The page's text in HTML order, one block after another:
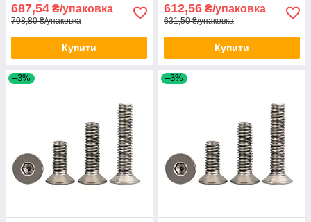
687,54 ₴/упаковка
708,80 ₴/упаковка
Купити
612,56 ₴/упаковка
631,50 ₴/упаковка
Купити
–3% –3%